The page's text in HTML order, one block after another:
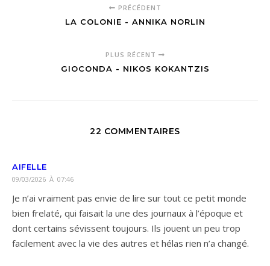
PRÉCÉDENT
LA COLONIE - ANNIKA NORLIN
PLUS RÉCENT
GIOCONDA - NIKOS KOKANTZIS
22 COMMENTAIRES
AIFELLE
09/03/2026 À 07:46
Je n’ai vraiment pas envie de lire sur tout ce petit monde
bien frelaté, qui faisait la une des journaux à l’époque et
dont certains sévissent toujours. Ils jouent un peu trop
facilement avec la vie des autres et hélas rien n’a changé.